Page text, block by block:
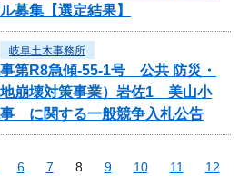
募集【選定結果】
岐阜土木事務所
事第R8急傾-55-1号 公共 防災・
崩壊対策事業）岩佐1 美山小
に関する一般競争入札公告
6 7 8 9 10 11
12